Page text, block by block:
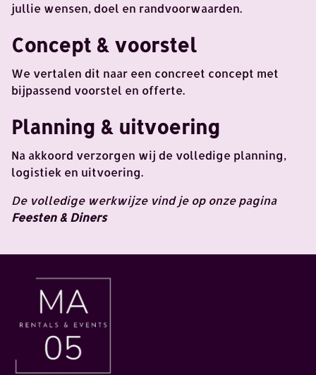
jullie wensen, doel en randvoorwaarden.
Concept & voorstel
We vertalen dit naar een concreet concept met
bijpassend voorstel en offerte.
Planning & uitvoering
Na akkoord verzorgen wij de volledige planning,
logistiek en uitvoering.
De volledige werkwijze vind je op onze pagina
Feesten & Diners